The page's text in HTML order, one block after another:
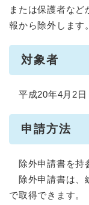
または保護者な
報から除外します。
対象者
平成20年4月2日
申請方法
除外申請書を持
除外申請書は、
で取得できます。